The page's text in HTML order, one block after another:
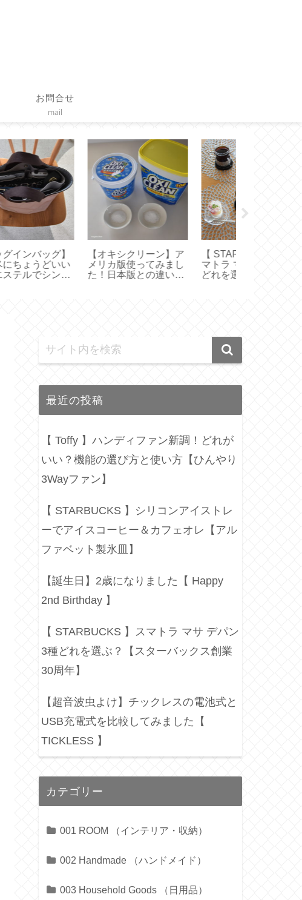
お問合せ
mail
【 STARBUCKS 】ス
マトラ マサ デパン 3種
どれを選ぶ？【スター
【 VAKUEN 】使いや
すいサイズはどれ？容
器と水切りトレイのサ
最近の投稿
【 Toffy 】ハンディファン新調！どれが
いい？機能の選び方と使い方【ひんやり
3Wayファン】
【 STARBUCKS 】シリコンアイストレ
ーでアイスコーヒー＆カフェオレ【アル
ファベット製氷皿】
【誕生日】2歳になりました【 Happy
2nd Birthday 】
【 STARBUCKS 】スマトラ マサ デパン
3種どれを選ぶ？【スターバックス創業
30周年】
【超音波虫よけ】チックレスの電池式と
USB充電式を比較してみました【
TICKLESS 】
カテゴリー
001 ROOM （インテリア・収納）
002 Handmade （ハンドメイド）
003 Household Goods （日用品）